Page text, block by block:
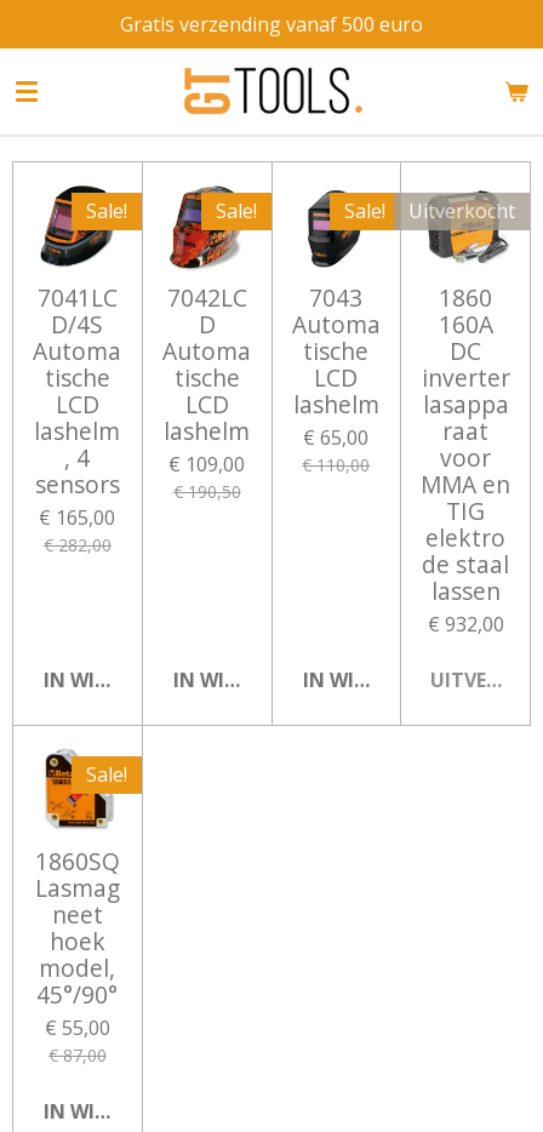
direct
naar
Gratis verzending vanaf 500 euro
Sale!
7041LC
D/4S
Automa
tische
LCD
lashelm
, 4
sensors
€ 165,00
€ 282,00
IN WINKELWAGEN
Sale!
7042LC
D
Automa
tische
LCD
lashelm
€ 109,00
€ 190,50
IN WINKELWAGEN
Sale!
7043
Automa
tische
LCD
lashelm
€ 65,00
€ 110,00
IN WINKELWAGEN
Uitverkocht
1860
160A
DC
inverter
lasappa
raat
voor
MMA en
TIG
elektro
de staal
lassen
€ 932,00
Sale!
1860SQ
Lasmag
neet
hoek
model,
45°/90°
€ 55,00
€ 87,00
IN WINKELWAGEN